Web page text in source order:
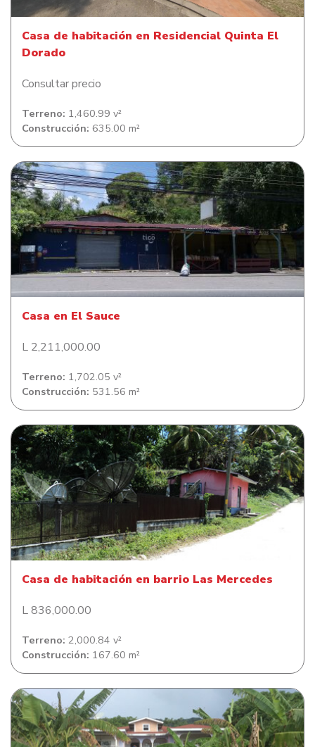
Casa de habitación en Residencial Quinta El
Dorado
Consultar precio
Terreno: 1,460.99 v²
Construcción: 635.00 m²
Casa en El Sauce
Casa en El Sauce
L 2,211,000.00
Terreno: 1,702.05 v²
Construcción: 531.56 m²
Casa de habitación en barrio Las Mercedes
Casa de habitación en barrio Las Mercedes
L 836,000.00
Terreno: 2,000.84 v²
Construcción: 167.60 m²